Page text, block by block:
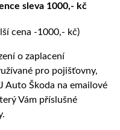
sleva 1000,- kč
cena -1000,- kč)
o zaplacení
pro pojišťovny,
Auto Škoda na emailové
Vám příslušné